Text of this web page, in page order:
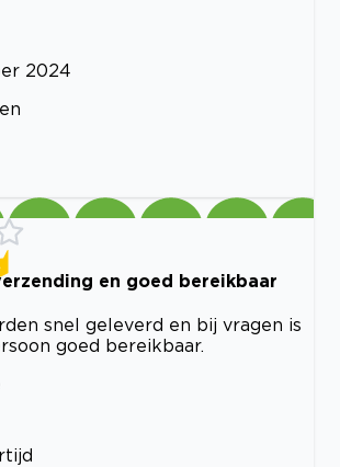
2024
en goed bereikbaar
snel geleverd en bij vragen is
goed bereikbaar.